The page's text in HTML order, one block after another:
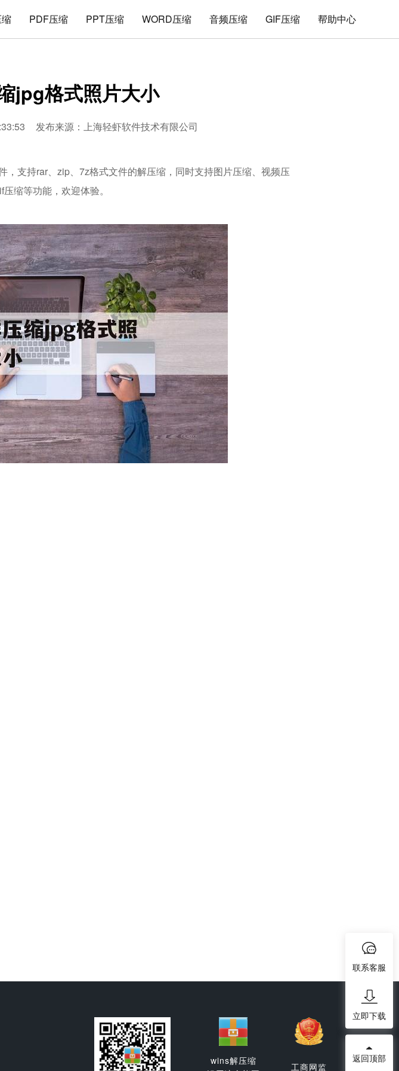
PDF压缩 PPT压缩 WORD压缩 音频压缩 GIF压缩 帮助中心
jpg格式照片大小
发布来源：上海轻虾软件技术有限公司
支持rar、zip、7z格式文件的解压缩，同时支持图片压缩、视频压
缩等功能，欢迎体验。
wins解压缩
工商网监
联系客服
立即下载
返回顶部